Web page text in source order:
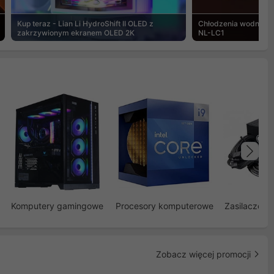
Kup teraz - Lian Li HydroShift II OLED z
zakrzywionym ekranem OLED 2K
Chłodzenia wodne
NL-LC1
Komputery gamingowe Procesory komputerowe Zasilacze
Zobacz więcej promocji